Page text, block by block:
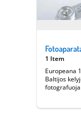
1 Item
Europeana
Baltijos